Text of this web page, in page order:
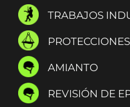
TRABAJOS
AMIANTO
REVISIÓN DE